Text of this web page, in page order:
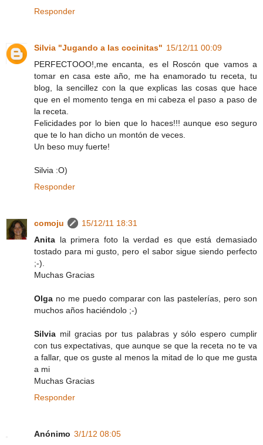
Responder
Silvia "Jugando a las cocinitas" 15/12/11 00:09
PERFECTOOO!,me encanta, es el Roscón que vamos a
tomar en casa este año, me ha enamorado tu receta, tu
blog, la sencillez con la que explicas las cosas que hace
que en el momento tenga en mi cabeza el paso a paso de
la receta.
Felicidades por lo bien que lo haces!!! aunque eso seguro
que te lo han dicho un montón de veces.
Un beso muy fuerte!
Silvia :O)
Responder
comoju
15/12/11 18:31
Anita la primera foto la verdad es que está demasiado
tostado para mi gusto, pero el sabor sigue siendo perfecto
;-).
Muchas Gracias
Olga no me puedo comparar con las pastelerías, pero son
muchos años haciéndolo ;-)
Silvia mil gracias por tus palabras y sólo espero cumplir
con tus expectativas, que aunque se que la receta no te va
a fallar, que os guste al menos la mitad de lo que me gusta
a mi
Muchas Gracias
Responder
Anónimo 3/1/12 08:05